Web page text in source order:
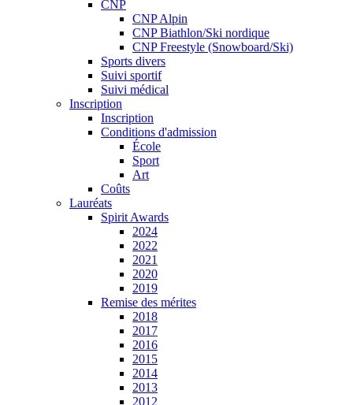
CNP
CNP Alpin
CNP Biathlon/Ski nordique
CNP Freestyle (Snowboard/Ski)
Sports divers
Suivi sportif
Suivi médical
Inscription
Inscription
Conditions d'admission
École
Sport
Art
Coûts
Lauréats
Spirit Awards
2024
2022
2021
2020
2019
Remise des mérites
2018
2017
2016
2015
2014
2013
2012